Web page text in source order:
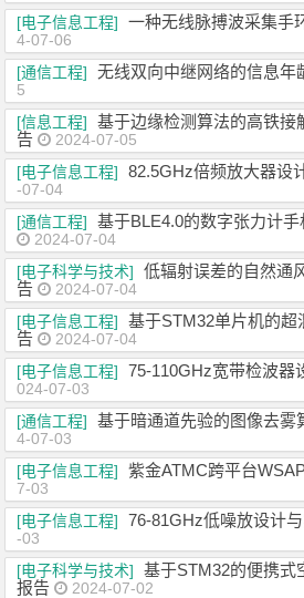
[电子信息工程]
一种无线脉搏波采集手
4-07-06
[通信工程]
无线双向中继网络的信息年
5
[信息工程]
基于边缘检测算法的高铁接
告
2024-07-05
[电子信息工程]
82.5GHz倍频放大器设
-07-04
[通信工程]
基于BLE4.0的数字张力计
2024-07-04
[电子科学与技术]
低辐射误差的自然通
告
2024-07-04
[电子信息工程]
基于STM32单片机的超
告
2024-07-04
[电子信息工程]
75-110GHz宽带检波器
024-07-03
[通信工程]
基于暗通道先验的图像去雾
4-07-03
[电子信息工程]
紫金ATMC跨平台
7-03
[电子信息工程]
76-81GHz低噪放设计
-03
[电子科学与技术]
基于STM32的便携式
报告
2024-07-02